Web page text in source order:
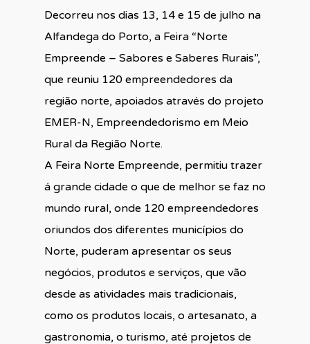
Decorreu nos dias 13, 14 e 15 de julho na
Alfandega do Porto, a Feira “Norte
Empreende – Sabores e Saberes Rurais”,
que reuniu 120 empreendedores da
região norte, apoiados através do projeto
EMER-N, Empreendedorismo em Meio
Rural da Região Norte.
A Feira Norte Empreende, permitiu trazer
á grande cidade o que de melhor se faz no
mundo rural, onde 120 empreendedores
oriundos dos diferentes municípios do
Norte, puderam apresentar os seus
negócios, produtos e serviços, que vão
desde as atividades mais tradicionais,
como os produtos locais, o artesanato, a
gastronomia, o turismo, até projetos de